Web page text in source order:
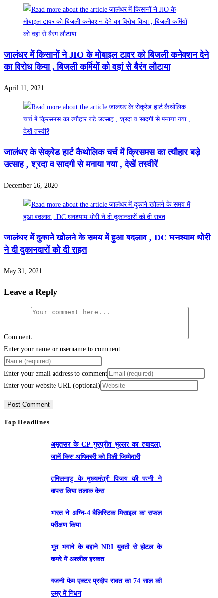
जालंधर में किसानों ने JIO के मोबाइल टावर को बिजली कनेक्शन देने
का विरोध किया , बिजली कर्मियों को वहां से बैरंग लौटाया
April 11, 2021
जालंधर के सेक्रेड हार्ट कैथोलिक चर्च में क्रिसमस का त्यौहार बड़े
उत्साह , श्रदा व सादगी से मनाया गया , देखें तस्वीरें
December 26, 2020
जालंधर में दुकाने खोलने के समय में हुआ बदलाव , DC घनश्याम थोरी
ने दी दुकानदारों को दी राहत
May 31, 2021
Leave a Reply
Comment
Enter your name or username to comment
Enter your email address to comment
Enter your website URL (optional)
Top Headlines
अमृतसर के CP गुरप्रीत भुल्लर का तबादला,
जानें किस अधिकारी को मिली जिम्मेदारी
तमिलनाडु के मुख्यमंत्री विजय की पत्नी ने
वापस लिया तलाक केस
भारत ने अग्नि-4 बैलिस्टिक मिसाइल का सफल
परीक्षण किया
भूत भगाने के बहाने NRI युवती से होटल के
कमरे में अश्लील हरकत
गजनी फेम एक्टर प्रदीप रावत का 74 साल की
उम्र में निधन